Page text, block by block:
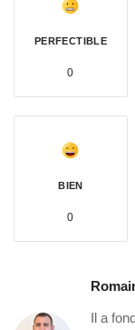
PERFECTIBLE
0
BIEN
0
Il a